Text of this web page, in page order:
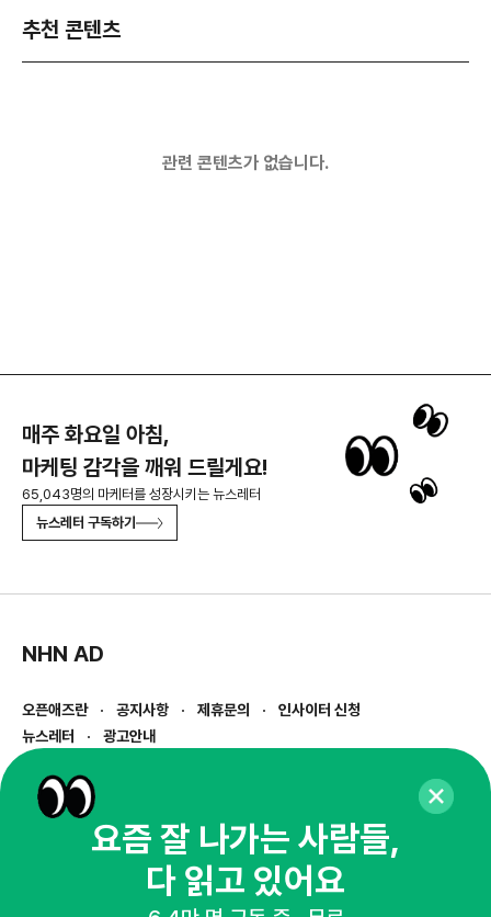
추천 콘텐츠
관련 콘텐츠가 없습니다.
매주 화요일 아침,
마케팅 감각을 깨워 드릴게요!
65,043명의 마케터를 성장시키는 뉴스레터
뉴스레터 구독하기
NHN AD
오픈애즈란 공지사항 제휴문의
인사이터 신청
뉴스레터
광고안내
경기도 성남시 분당구 대왕판교로645번길 16
사업자등록번호 : 144-81-27690(
통신판매업신고번호 : 2014-경기성남-1023
호스팅서비스사업자 : 오픈애즈
1800-2198
요즘 잘 나가는 사람들,
다 읽고 있어요